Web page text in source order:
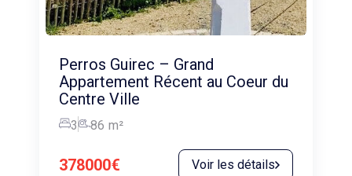
Perros Guirec – Grand
Appartement Récent au Coeur du
Centre Ville
3 86 m²
378000€ Voir les détails